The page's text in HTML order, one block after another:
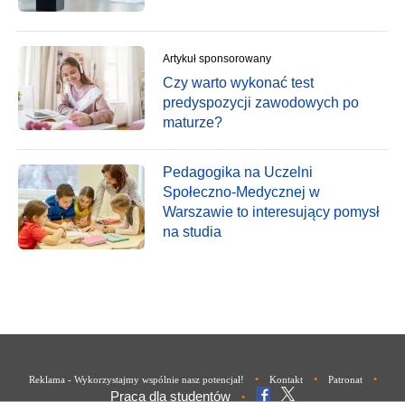
Artykuł sponsorowany
Czy warto wykonać test
predyspozycji zawodowych po
maturze?
Pedagogika na Uczelni
Społeczno-Medycznej w
Warszawie to interesujący pomysł
na studia
Reklama - Wykorzystajmy wspólnie nasz potencjał! • Kontakt • Patronat •
Praca dla studentów •